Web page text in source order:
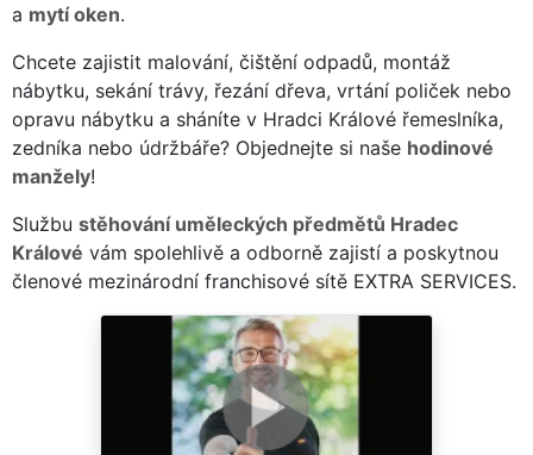
a mytí oken.
Chcete zajistit malování, čištění odpadů, montáž
nábytku, sekání trávy, řezání dřeva, vrtání poliček nebo
opravu nábytku a sháníte v Hradci Králové řemeslníka,
zedníka nebo údržbáře? Objednejte si naše hodinové
manžely!
Službu stěhování uměleckých předmětů Hradec
Králové vám spolehlivě a odborně zajistí a poskytnou
členové mezinárodní franchisové sítě EXTRA SERVICES.